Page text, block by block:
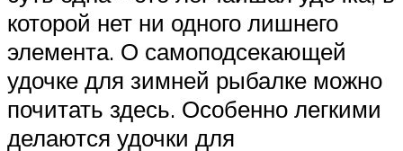
которой нет ни одного лишнего
элемента. О самоподсекающей
удочке для зимней рыбалке можно
почитать здесь. Особенно легкими
делаются удочки для